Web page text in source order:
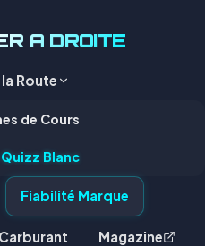
A DROITE
Route
de Cours
Blanc
Fiabilité Marque
Magazine